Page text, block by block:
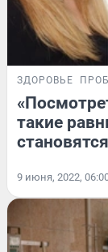
ЗДОРОВЬЕ
такие
становятся
9 июня, 2022,